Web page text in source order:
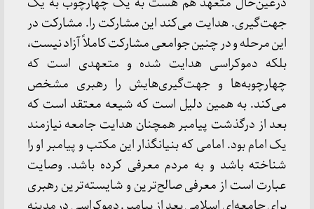
جهت‌گیری. هدایت می‌کند این مشارکت را. مشارکت در
این مرحله و در چنین جوامعی مشارکت کاملاً آزاد نیست،
بلکه دموکراسی هدایت شده و متعهدی است که
چهارچوبه‌ها و جهت‌گیری‌هایش را رهبری مشخص
می‌کند. به همین دلیل است که شیعه معتقد است که
بعد از درگذشت پیامبر همچنان هدایت جامعه نیازمند
یک امام بود. امامی که بنیانگذار این مکتب و پیامبر او را
شناخته باشد و به مردم معرفی کرده باشد. وصایت
عبارت است از معرفی صالح‌ترین و شایسته‌ترین رهبری